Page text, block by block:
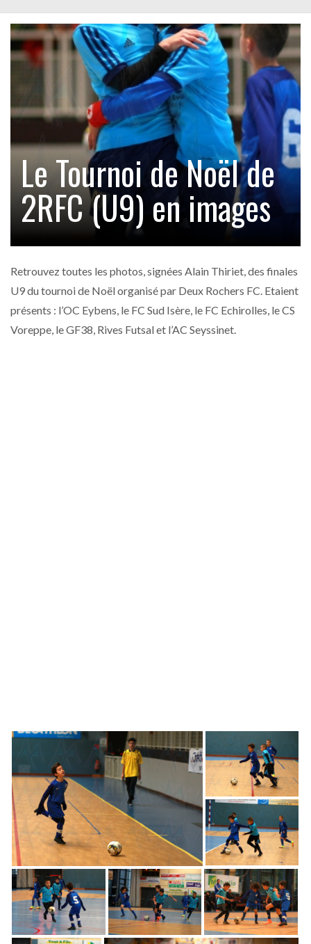
Le Tournoi de Noël de
2RFC (U9) en images
Retrouvez toutes les photos, signées Alain Thiriet, des finales
U9 du tournoi de Noël organisé par Deux Rochers FC. Etaient
présents : l’OC Eybens, le FC Sud Isère, le FC Echirolles, le CS
Voreppe, le GF38, Rives Futsal et l’AC Seyssinet.